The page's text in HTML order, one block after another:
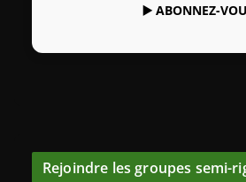
▶️ ABONNEZ-
Rejoindre les groupes semi-